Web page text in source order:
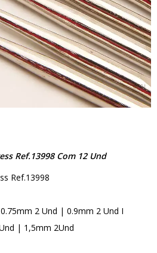
Ref.13998 Com 12 Und
Ref.13998
2 Und | 0.9mm 2 Und I
| 1,5mm 2Und